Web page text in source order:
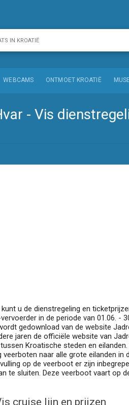
WEBCAMS ONTMOET KROATIË
- Vis
u de dienstregeling en
in de periode van 01.06. -
gedownload van de website
jaren de officiële website van
Kroatische steden en
naar alle grote eilanden in
op de veerboot er zijn
te sluiten. Deze veerboot vaart op
cruise lijn en prijzen